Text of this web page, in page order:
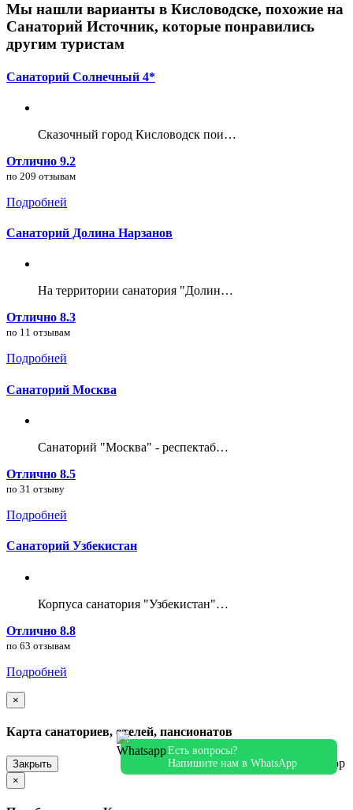
Мы нашли варианты в Кисловодске, похожие на
Санаторий Источник, которые понравились
другим туристам
Санаторий Солнечный 4*
Сказочный город Кисловодск пои…
Отлично 9.2
по 209 отзывам
Подробней
Санаторий Долина Нарзанов
На территории санатория "Долин…
Отлично 8.3
по 11 отзывам
Подробней
Санаторий Москва
Санаторий "Москва" - респектаб…
Отлично 8.5
по 31 отзыву
Подробней
Санаторий Узбекистан
Корпуса санатория "Узбекистан"…
Отлично 8.8
по 63 отзывам
Подробней
×
Карта санаториев, отелей, пансионатов
Закрыть
×
Есть вопросы?
Напишите нам в WhatsApp